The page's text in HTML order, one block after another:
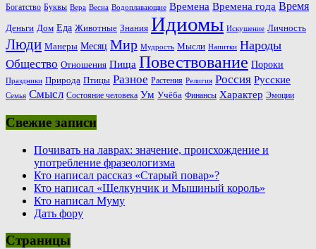
Богатство Буквы Вера Весна Водоплавающие Времена Времена года Время
Деньги Дом Еда Животные Знания Идиомы Искушение Личность
Люди Манеры Месяц Мир Мудрость Мысли Напитки Народы
Общество Отношения Пища Повествование Пороки
Праздники Природа Птицы Разное Растения Религия Россия Русские
Семья Смысл Состояние человека Ум Учёба Финансы Характер Эмоции
Свежие записи
Почивать на лаврах: значение, происхождение и
употребление фразеологизма
Кто написал рассказ «Старый повар»?
Кто написал «Щелкунчик и Мышиный король»
Кто написал Муму
Дать фору
Страницы